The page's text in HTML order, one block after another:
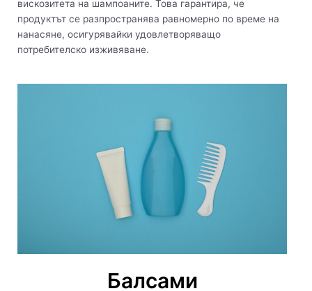
вискозитета на шампоаните. Това гарантира, че
продуктът се разпространява равномерно по време на
нанасяне, осигурявайки удовлетворяващо
потребителско изживяване.
Балсами